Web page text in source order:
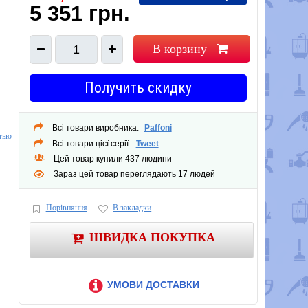
5 351 грн.
1 В корзину
Получить скидку
Всі товари виробника:
Paffoni
Всі товари цієї серії: Tweet
Цей товар купили 437 людини
Зараз цей товар переглядають 17 людей
Порівняння В закладки
ШВИДКА ПОКУПКА
УМОВИ ДОСТАВКИ